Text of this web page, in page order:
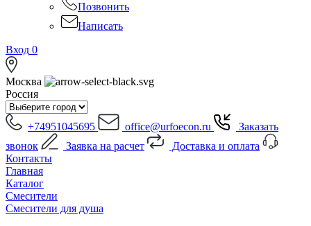
Позвонить
Написать
Вход 0
Москва
Россия
+74951045695 office@urfoecon.ru
Заказать
звонок
Заявка на расчет
Доставка и оплата
Контакты
Главная
Каталог
Смесители
Смесители для душа